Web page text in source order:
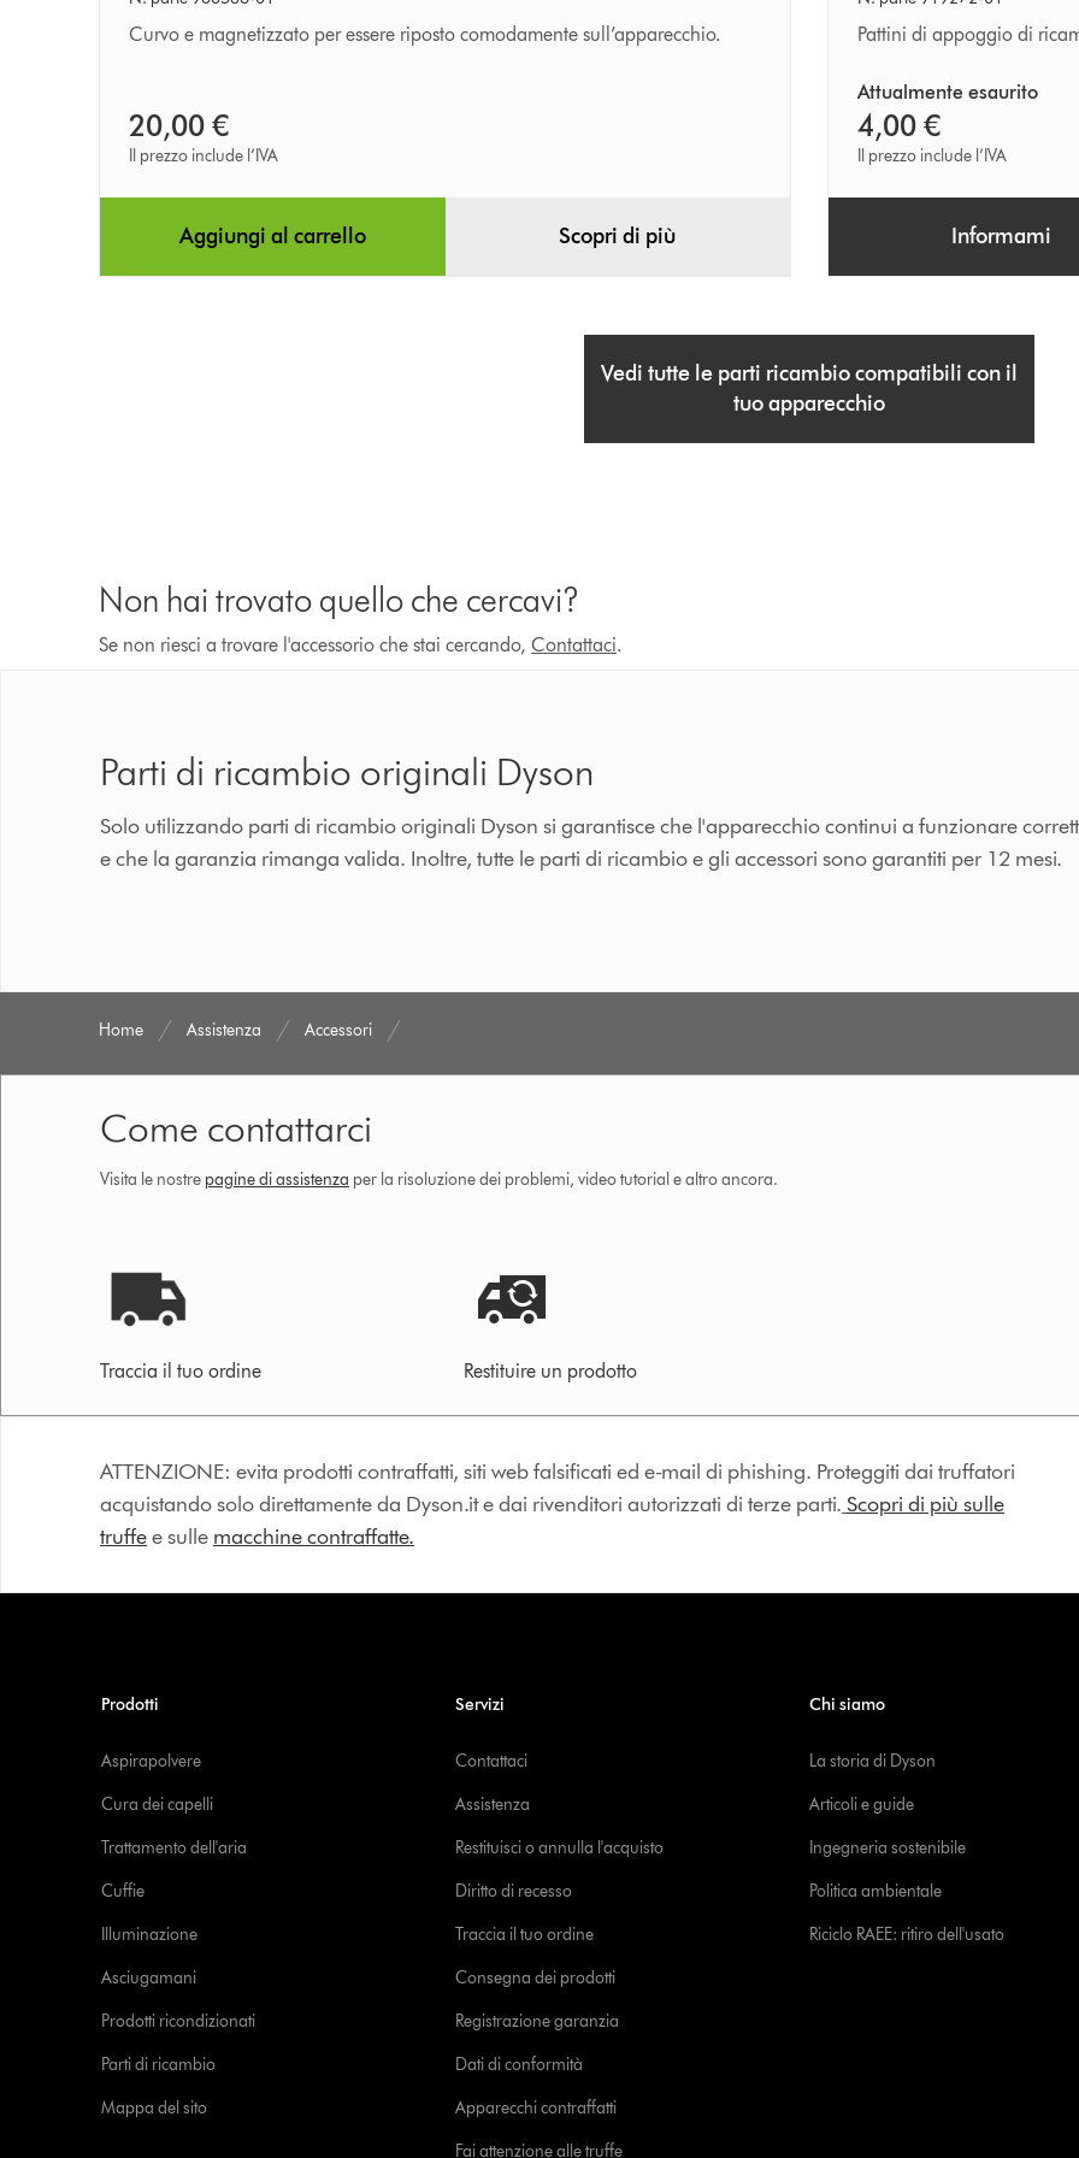
Curvo e magnetizzato per essere riposto comodamente sull’apparecchio.
20,00 €
Il prezzo include l’IVA
Aggiungi al carrello Scopri di più
Pattini di appoggio di
Attualmente esaurito
4,00 €
Il prezzo include l’IVA
Informami
Vedi tutte le parti ricambio compatibili con il
tuo apparecchio
Non hai trovato quello che cercavi?
Se non riesci a trovare l'accessorio che stai cercando,Contattaci.
Parti di ricambio originali Dyson
Solo utilizzando parti di ricambio originali Dyson si garantisce che l'apparecchio continui a funzionare
e che la garanzia rimanga valida. Inoltre, tutte le parti di ricambio e gli accessori sono garantiti per 12 mesi.
Home Assistenza Accessori
Come contattarci
Visita le nostre pagine di assistenza per la risoluzione dei problemi, video tutorial e altro ancora.
Traccia il tuo ordine Restituire un prodotto
ATTENZIONE: evita prodotti contraffatti, siti web falsificati ed e-mail di phishing. Proteggiti dai truffatori
acquistando solo direttamente da Dyson.it e dai rivenditori autorizzati di terze parti. Scopri di più sulle
truffee sulle macchine contraffatte.
Prodotti
Aspirapolvere
Cura dei capelli
Trattamento dell'aria
Cuffie
Illuminazione
Asciugamani
Prodotti ricondizionati
Parti di ricambio
Mappa del sito
Servizi
Contattaci
Assistenza
Restituisci o annulla l'acquisto
Diritto di recesso
Traccia il tuo ordine
Consegna dei prodotti
Registrazione garanzia
Dati di conformità
Apparecchi contraffatti
Fai attenzione alle truffe
Chi siamo
La storia di Dyson
Articoli e guide
Ingegneria sostenibile
Politica ambientale
Riciclo RAEE: ritiro dell'usato